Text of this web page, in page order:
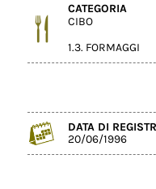
CATEGORIA
CIBO
1.3. FORMAGGI
DATA DI
20/06/1996